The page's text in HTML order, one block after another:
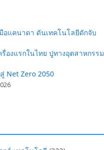
อแคนาดา ดันเทคโนโลยีดักจับ
รื่องแรกในไทย ปูทางอุตสาหกรรม
Net Zero 2050